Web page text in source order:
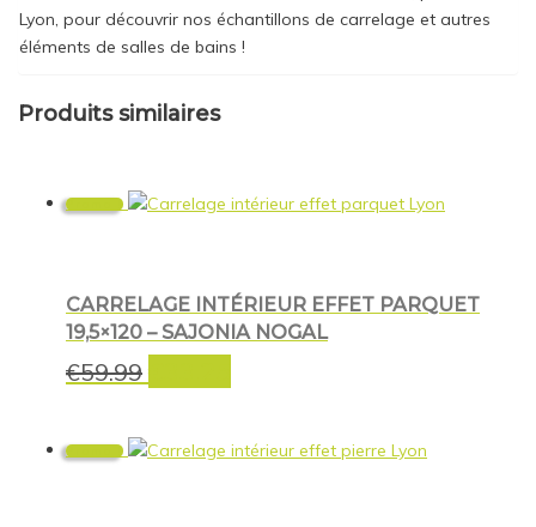
Lyon, pour découvrir nos échantillons de carrelage et autres
éléments de salles de bains !
Produits similaires
Promo !
CARRELAGE INTÉRIEUR EFFET PARQUET
19,5×120 – SAJONIA NOGAL
€59.99Le
prix
était :
prix
est :
Promo !